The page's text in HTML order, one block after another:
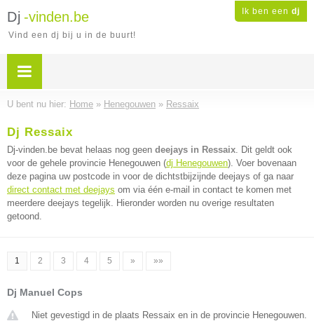
Ik ben een dj
Dj -vinden.be
Vind een dj bij u in de buurt!
U bent nu hier: Home » Henegouwen » Ressaix
Dj Ressaix
Dj-vinden.be bevat helaas nog geen deejays in Ressaix. Dit geldt ook
voor de gehele provincie Henegouwen (dj Henegouwen). Voer bovenaan
deze pagina uw postcode in voor de dichtstbijzijnde deejays of ga naar
direct contact met deejays om via één e-mail in contact te komen met
meerdere deejays tegelijk. Hieronder worden nu overige resultaten
getoond.
1 2 3 4 5 » »»
Dj Manuel Cops
Niet gevestigd in de plaats Ressaix en in de provincie Henegouwen.